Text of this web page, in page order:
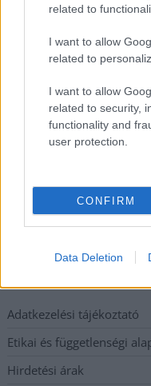
related to
I want to allow
related to
I want to allow
related to security,
functionality and
user protection.
CONFIRM
Data Deletion
vasútvonal közlekedését
A polgármester a
elbocsátott dolgozón
Csődbe ment a tószegi
kerékpárgyártás
Egyszer fent, egyszer
ezelőtti árvíz idején és
Ilyenek eddig a
miatt ingyenes a
Adatkezelési tájékoztató
Etikai és függetlenségi
Hirdetési árak